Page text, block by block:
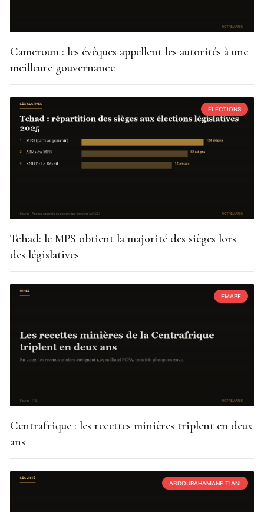
Cameroun : les évêques appellent les autorités à une
meilleure gouvernance
ÉLECTIONS
Tchad: le MPS obtient la majorité des sièges lors
des législatives
EMAPE
Centrafrique : les recettes minières triplent en deux
ans
ABDOURAHAMANE TIANI